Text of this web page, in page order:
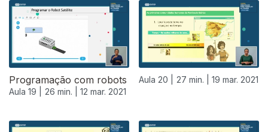
Programação com robots
Aula 19 | 26 min. | 12 mar. 2021
Aula 20 | 27 min. | 19 mar. 2021